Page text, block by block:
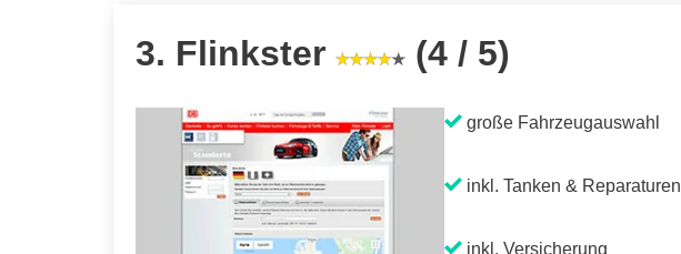
3. Flinkster (4 / 5)
große Fahrzeugauswahl
inkl. Tanken & Reparaturen
inkl. Versicherung